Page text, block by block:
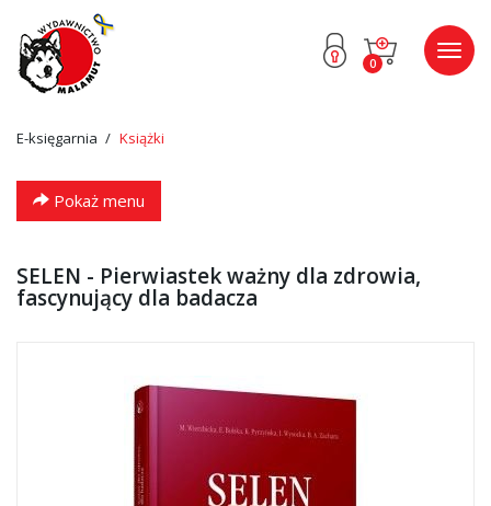
Przejdź
do menu
głównego
Przejdź
do
menu
stopce
0
menu
E-księgarnia Książki
Pokaż menu
SELEN - Pierwiastek ważny dla zdrowia,
fascynujący dla badacza